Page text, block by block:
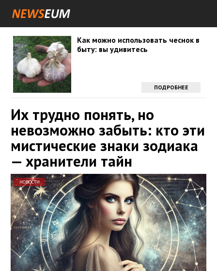
Как можно использовать чеснок в
быту: вы удивитесь
ПОДРОБНЕЕ
Их трудно понять, но
невозможно забыть: кто эти
мистические знаки зодиака
— хранители тайн
НОВОСТИ